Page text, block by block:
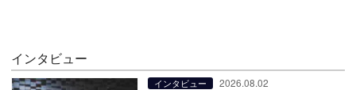
インタビュー
インタビュー 2026.08.02